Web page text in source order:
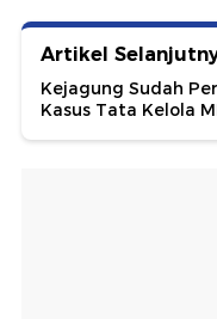
Artikel
Kejagung Sudah
Kasus Tata Kelola